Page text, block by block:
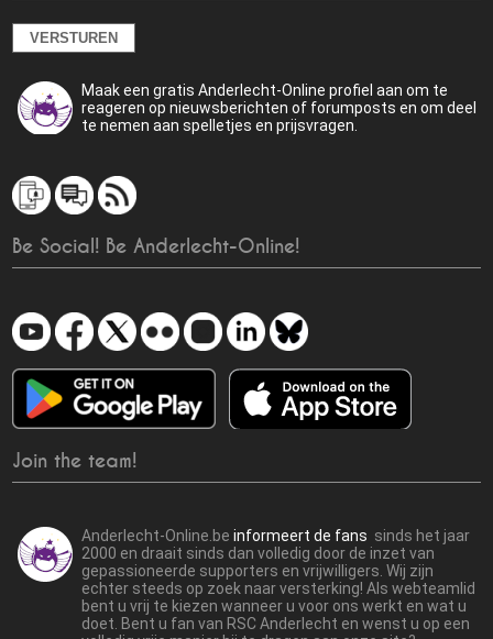
Maak een gratis Anderlecht-Online profiel aan om te
reageren op nieuwsberichten of forumposts en om deel
te nemen aan spelletjes en prijsvragen.
Be Social! Be Anderlecht-Online!
Join the team!
Anderlecht-Online.beinformeert de fans sinds het jaar
2000 en draait sinds dan volledig door de inzet van
gepassioneerde supporters en vrijwilligers. Wij zijn
echter steeds op zoek naar versterking! Als webteamlid
bent u vrij te kiezen wanneer u voor ons werkt en wat u
doet. Bent u fan van RSC Anderlecht en wenst u op een